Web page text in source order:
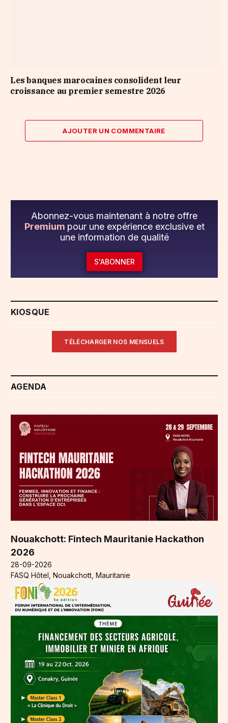
Les banques marocaines consolident leur
croissance au premier semestre 2026
AJOUTER UN COMMENTAIRE
Abonnez-vous maintenant à notre offre
Premium pour une expérience exclusive et
une information de qualité
S'ABONNER
KIOSQUE
TÉLÉCHARGER NOS MENSUELS
AGENDA
Nouakchott: Fintech Mauritanie Hackathon
2026
28-09-2026
FASQ Hôtel, Nouakchott, Mauritanie